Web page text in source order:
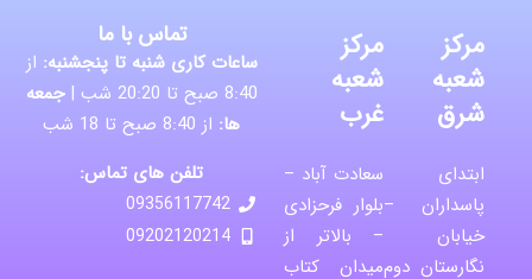
مرکز
شعبه
شرق
ابتدای
پاسداران –
خیابان
نگارستان دوم
مرکز
شعبه
غرب
سعادت آباد –
بلوار فرحزادی
– بالاتر از
میدان کتاب
تماس با ما
ساعات کاری شنبه تا پنجشنبه: از
8:40 صبح تا 20:20 شب |
جمعه
ها: از 8:40 صبح تا 18 شب
تلفن های تماس:
09356117742
09202120214